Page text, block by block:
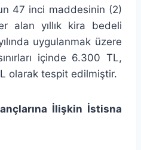
47 inci maddesinin (2)
alan yıllık kira bedeli
uygulanmak üzere
içinde 6.300 TL,
olarak tespit edilmiştir.
İlişkin İstisna